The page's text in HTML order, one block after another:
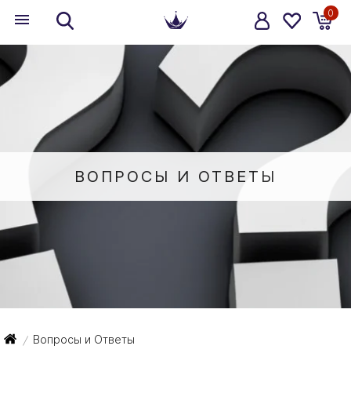
0
ВОПРОСЫ И ОТВЕТЫ
/ Вопросы и Ответы